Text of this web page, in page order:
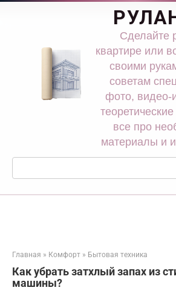
Перейти
Сделайте
квартире или
своими
советам
фото, видео-
все про
материалы и
Поиск:
Главная » Комфорт » Бытовая техника
Как убрать затхлый запах из
машины?